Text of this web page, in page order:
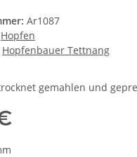
Ar1087
Hopfen
Hopfenbauer Tettnang
gemahlen und